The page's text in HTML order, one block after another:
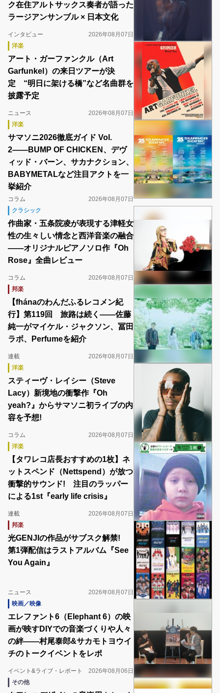
ク在住アルトサックス奏者が語った
ラージアンサンブル × 日本文化
インタビュー
2026年08月07日
洋楽
アート・ガーファンクル（Art
Garfunkel）の来日ツアーが決
定 “明日に架ける橋”など名曲群を
披露予定
ニュース
2026年08月07日
洋楽
サマソニ2026徹底ガイド Vol.
2――BUMP OF CHICKEN、デヴ
ィッド・バーン、サカナクション、
BABYMETALなど注目アクトを一
挙紹介
コラム
2026年08月07日
クラシック
作曲家・五条院凌が表現する津軽女
性の生々しい情念と西洋音楽の融合
――オリジナルピアノソロ作『Oh
Rose』全曲レビュー
コラム
2026年08月07日
邦楽
【fhánaのわんだふるレコメン紀
行】第119回 旅路は続く――佐藤
純一がマイケル・ジャクソン、冨田
ラボ、Perfumeを紹介
連載
2026年08月07日
洋楽
スティーヴ・レイシー（Steve
Lacy）新境地の衝撃作『Oh
yeah?』からサマソニ初ライブの内
容を予想!
コラム
2026年08月07日
洋楽
【タワレコ店長おすすめの1枚】ネ
ットスペンド（Nettspend）が放つ
衝撃的サウンド! 注目のラッパー
による1st『early life crisis』
連載
2026年08月07日
邦楽
光GENJIの作品がサブスク解禁!
第1弾配信はラストアルバム『See
You Again』
ニュース
2026年08月07日
映画／映像
エレファント6（Elephant 6）の映
画が映すDIYでの音楽づくりや人々
の絆――村尾泰郎&サカモトヨウイ
チのトークイベントをレポ
イベント&ライブ・レポート
2026年08月06日
その他